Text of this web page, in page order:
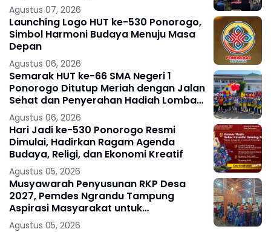
Agustus 07, 2026
Launching Logo HUT ke-530 Ponorogo,
Simbol Harmoni Budaya Menuju Masa
Depan
Agustus 06, 2026
Semarak HUT ke-66 SMA Negeri 1
Ponorogo Ditutup Meriah dengan Jalan
Sehat dan Penyerahan Hadiah Lomba
Ponorogo – Puncak peringatan Hari
Ulang
Agustus 06, 2026
Hari Jadi ke-530 Ponorogo Resmi
Dimulai, Hadirkan Ragam Agenda
Budaya, Religi, dan Ekonomi Kreatif
Agustus 05, 2026
Musyawarah Penyusunan RKP Desa
2027, Pemdes Ngrandu Tampung
Aspirasi Masyarakat untuk
Pembangunan Berkelanjutan
Agustus 05, 2026